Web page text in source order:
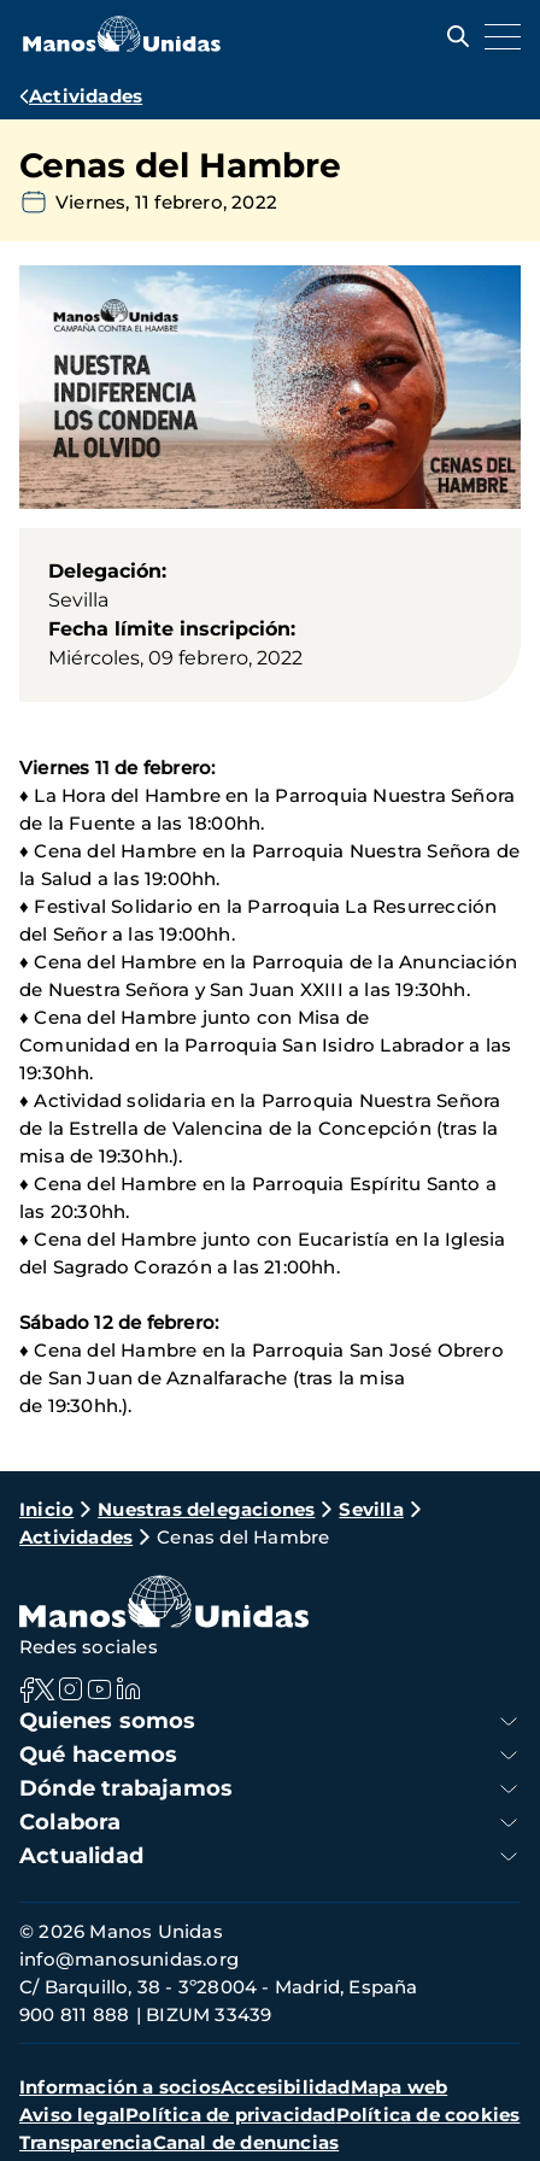
contenido
Ruta
navegación
Actividades
Cenas del Hambre
Viernes, 11 febrero, 2022
Delegación
Sevilla
Fecha límite inscripción
Miércoles, 09 febrero, 2022
Viernes 11 de febrero:
♦ La Hora del Hambre en la Parroquia Nuestra Señora
de la Fuente a las 18:00hh.
♦ Cena del Hambre en la Parroquia Nuestra Señora de
la Salud a las 19:00hh.
♦ Festival Solidario en la Parroquia La Resurrección
del Señor a las 19:00hh.
♦ Cena del Hambre en la Parroquia de la Anunciación
de Nuestra Señora y San Juan XXIII a las 19:30hh.
♦ Cena del Hambre junto con Misa de
Comunidad en la Parroquia San Isidro Labrador a las
19:30hh.
♦ Actividad solidaria en la Parroquia Nuestra Señora
de la Estrella de Valencina de la Concepción (tras la
misa de 19:30hh.).
♦ Cena del Hambre en la Parroquia Espíritu Santo a
las 20:30hh.
♦ Cena del Hambre junto con Eucaristía en la Iglesia
del Sagrado Corazón a las 21:00hh.
Sábado 12 de febrero:
♦ Cena del Hambre en la Parroquia San José Obrero
de San Juan de Aznalfarache (tras la misa
de 19:30hh.).
Ruta
de
navegación
Inicio Nuestras delegaciones
Sevilla
Actividades
Cenas del Hambre
Navegación
principal
Quienes somos
Qué hacemos
Dónde trabajamos
Colabora
Actualidad
Redes sociales
Información
de
contacto
© 2026 Manos Unidas
C/ Barquillo, 38 - 3º28004 - Madrid, España
900 811 888
BIZUM 33439
info@manosunidas.org
Menú
secundario
Información a sociosAccesibilidadMapa web
Aviso legalPolítica de privacidadPolítica de cookies
TransparenciaCanal de denuncias